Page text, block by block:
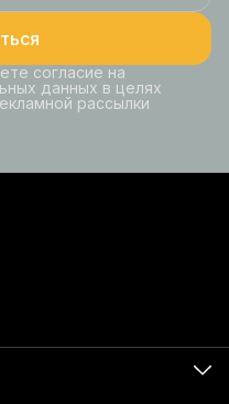
согласие на
данных в целях
рассылки